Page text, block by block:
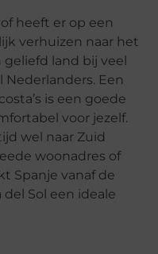
heeft er op een
verhuizen naar het
geliefd land bij veel
Nederlanders. Een
is een goede
voor jezelf.
wel naar Zuid
woonadres of
Spanje vanaf de
del Sol een ideale